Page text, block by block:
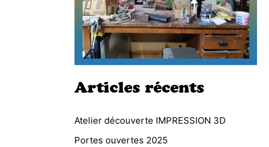
Articles récents
Atelier découverte IMPRESSION 3D
Portes ouvertes 2025